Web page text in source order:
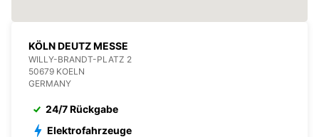
KÖLN DEUTZ MESSE
WILLY-BRANDT-PLATZ 2
50679 KOELN
GERMANY
24/7 Rückgabe
Elektrofahrzeuge